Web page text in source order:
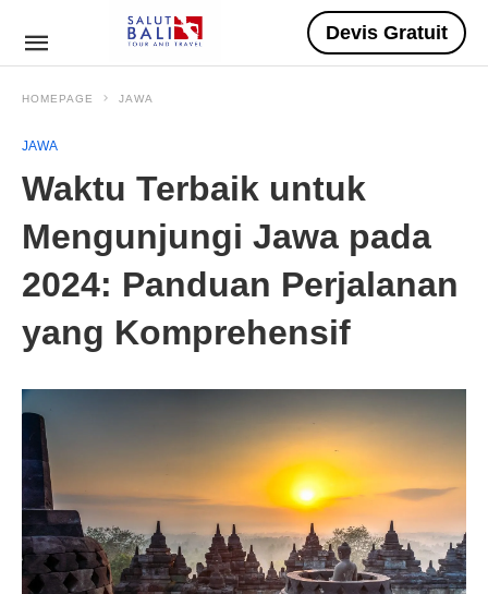
Devis Gratuit
HOMEPAGE JAWA
JAWA
Waktu Terbaik untuk
Mengunjungi Jawa pada
2024: Panduan Perjalanan
yang Komprehensif